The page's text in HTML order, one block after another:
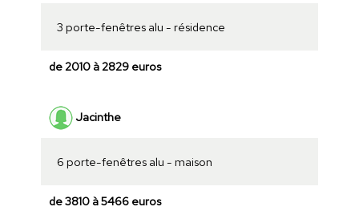
3 porte-fenêtres alu - résidence
de 2010 à 2829 euros
Jacinthe
6 porte-fenêtres alu - maison
de 3810 à 5466 euros